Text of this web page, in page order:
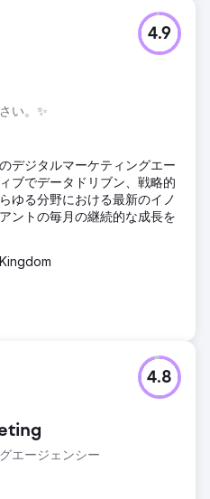
い。✨
4.9
デジタルマーケティングエー
ブでデータドリブン、戦略的
ゆる分野における最新のイノ
ントの毎月の継続的な成長を
エージェンシー
4.8